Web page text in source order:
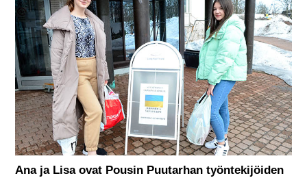
Ana ja Lisa ovat Pousin Puutarhan työntekijöiden